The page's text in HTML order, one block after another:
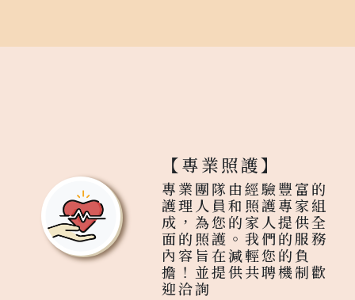
【專業照護】
專業團隊由經驗豐富的
護理人員和照護專家組
成，為您的家人提供全
面的照護。我們的服務
內容旨在減輕您的負
擔！並提供共聘機制歡
迎洽詢